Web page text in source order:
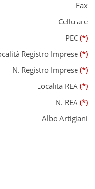
Fax
Cellulare
PEC(*)
Registro Imprese(*)
N. Registro Imprese(*)
Località REA(*)
N. REA(*)
Albo Artigiani